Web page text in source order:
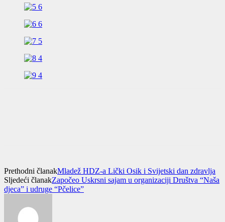
Prethodni članakMladež HDZ-a Lički Osik i Svijetski dan zdravlja
Sljedeći članakZapočeo Uskrsni sajam u organizaciji Društva “Naša
djeca” i udruge “Pčelice”